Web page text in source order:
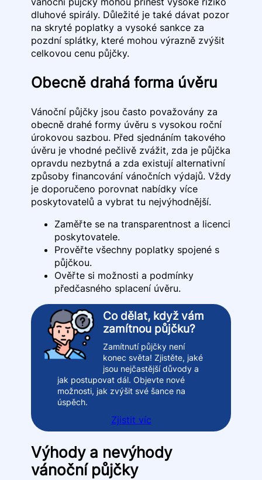
dluhové spirály. Důležité je také dávat pozor
na skryté poplatky a vysoké sankce za
pozdní splátky, které mohou výrazně zvýšit
celkovou cenu půjčky.
Obecně drahá forma úvěru
Vánoční půjčky jsou často považovány za
obecně drahé formy úvěru s vysokou roční
úrokovou sazbou. Před sjednáním takového
úvěru je vhodné pečlivě zvážit, zda je půjčka
opravdu nezbytná a zda existují alternativní
způsoby financování vánočních výdajů. Vždy
je doporučeno porovnat nabídky více
poskytovatelů a vybrat tu nejvýhodnější.
Zaměřte se na transparentnost a licenci
poskytovatele.
Prověřte všechny poplatky spojené s
půjčkou.
Ověřte si možnosti a podmínky
předčasného splacení úvěru.
Co dělat, když vám
zamítnou půjčku?
Zamítnutí půjčky není
konec světa! Zjistěte, jaké
jsou nejčastější důvody a
jak postupovat dál. Objevte nové
možnosti, jak zvýšit své šance na
úspěch.
Zjistit víc
Výhody a nevýhody
vánoční půjčky